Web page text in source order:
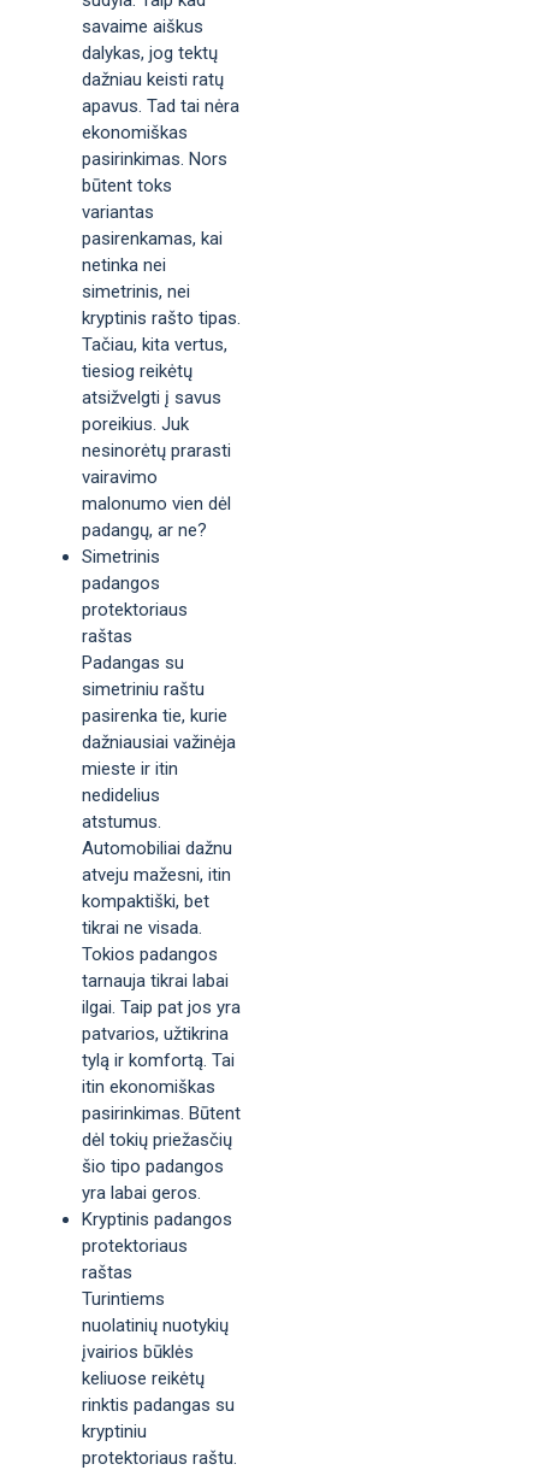
savaime aiškus
dalykas, jog tektų
dažniau keisti ratų
apavus. Tad tai nėra
ekonomiškas
pasirinkimas. Nors
būtent toks
variantas
pasirenkamas, kai
netinka nei
simetrinis, nei
kryptinis rašto tipas.
Tačiau, kita vertus,
tiesiog reikėtų
atsižvelgti į savus
poreikius. Juk
nesinorėtų prarasti
vairavimo
malonumo vien dėl
padangų, ar ne?
Simetrinis
padangos
protektoriaus
raštas
Padangas su
simetriniu raštu
pasirenka tie, kurie
dažniausiai važinėja
mieste ir itin
nedidelius
atstumus.
Automobiliai dažnu
atveju mažesni, itin
kompaktiški, bet
tikrai ne visada.
Tokios padangos
tarnauja tikrai labai
ilgai. Taip pat jos yra
patvarios, užtikrina
tylą ir komfortą. Tai
itin ekonomiškas
pasirinkimas. Būtent
dėl tokių priežasčių
šio tipo padangos
yra labai geros.
Kryptinis padangos
protektoriaus
raštas
Turintiems
nuolatinių nuotykių
įvairios būklės
keliuose reikėtų
rinktis padangas su
kryptiniu
protektoriaus raštu.